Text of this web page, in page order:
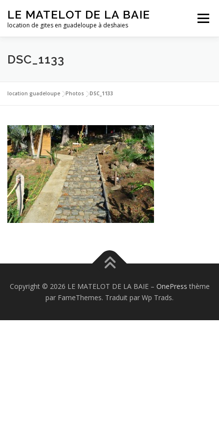
contenu
LE MATELOT DE LA BAIE
location de gites en guadeloupe à deshaies
Menu
ACCUEIL
LA GUADELOUPE TARIFS
DSC_1133
location guadeloupe |Photos |DSC_1133
Copyright © 2026 LE MATELOT DE LA BAIE – OnePress thème
par FameThemes. Traduit par Wp Trads.